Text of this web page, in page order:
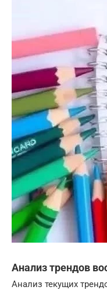
Анализ трендов
Анализ текущих